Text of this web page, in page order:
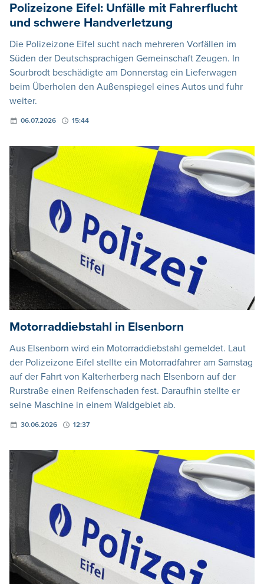
Polizeizone Eifel: Unfälle mit Fahrerflucht
und schwere Handverletzung
Die Polizeizone Eifel sucht nach mehreren Vorfällen im
Süden der Deutschsprachigen Gemeinschaft Zeugen. In
Sourbrodt beschädigte am Donnerstag ein Lieferwagen
beim Überholen den Außenspiegel eines Autos und fuhr
weiter.
06.07.2026 15:44
Motorraddiebstahl in Elsenborn
Aus Elsenborn wird ein Motorraddiebstahl gemeldet. Laut
der Polizeizone Eifel stellte ein Motorradfahrer am Samstag
auf der Fahrt von Kalterherberg nach Elsenborn auf der
Rurstraße einen Reifenschaden fest. Daraufhin stellte er
seine Maschine in einem Waldgebiet ab.
30.06.2026 12:37